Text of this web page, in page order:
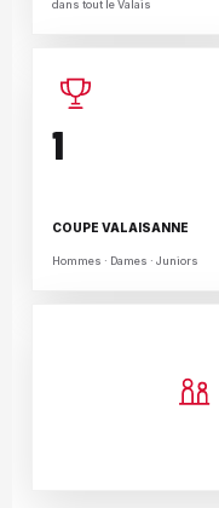
dans tout le Valais
1
COUPE VALAISANNE
Hommes · Dames · Juniors